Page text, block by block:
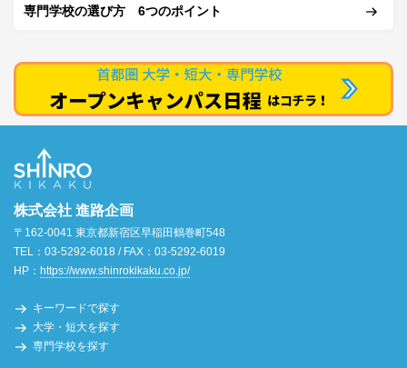
専門学校の選び方 6つのポイント
株式会社 進路企画
〒162-0041 東京都新宿区早稲田鶴巻町548
TEL：03-5292-6018 / FAX：03-5292-6019
HP： https://www.shinrokikaku.co.jp/
キーワードで探す
大学・短大を探す
専門学校を探す